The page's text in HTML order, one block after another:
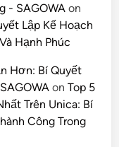
- SAGOWA on
Lập Kế Hoạch
Hạnh Phúc
Hơn: Bí Quyết
onTop 5
Trên Unica: Bí
Công Trong